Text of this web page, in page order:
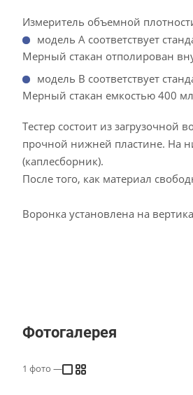
Измеритель объемной
модель A соответствует
Мерный стакан отполирован
модель B соответствует
Мерный стакан емкостью 400
Тестер состоит из
прочной нижней пластине. На
(каплесборник).
После того, как материал
Воронка установлена ​​на
Фотогалерея
1 фото —